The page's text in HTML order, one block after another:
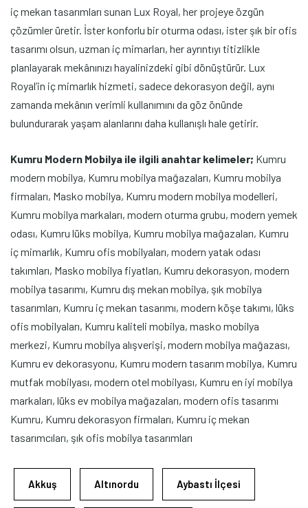
iç mekan tasarımları sunan Lux Royal, her projeye özgün
çözümler üretir. İster konforlu bir oturma odası, ister şık bir ofis
tasarımı olsun, uzman iç mimarları, her ayrıntıyı titizlikle
planlayarak mekânınızı hayalinizdeki gibi dönüştürür. Lux
Royal’in iç mimarlık hizmeti, sadece dekorasyon değil, aynı
zamanda mekânın verimli kullanımını da göz önünde
bulundurarak yaşam alanlarını daha kullanışlı hale getirir.
Kumru Modern Mobilya ile ilgili anahtar kelimeler; Kumru
modern mobilya, Kumru mobilya mağazaları, Kumru mobilya
firmaları, Masko mobilya, Kumru modern mobilya modelleri,
Kumru mobilya markaları, modern oturma grubu, modern yemek
odası, Kumru lüks mobilya, Kumru mobilya mağazaları, Kumru
iç mimarlık, Kumru ofis mobilyaları, modern yatak odası
takımları, Masko mobilya fiyatları, Kumru dekorasyon, modern
mobilya tasarımı, Kumru dış mekan mobilya, şık mobilya
tasarımları, Kumru iç mekan tasarımı, modern köşe takımı, lüks
ofis mobilyaları, Kumru kaliteli mobilya, masko mobilya
merkezi, Kumru mobilya alışverişi, modern mobilya mağazası,
Kumru ev dekorasyonu, Kumru modern tasarım mobilya, Kumru
mutfak mobilyası, modern otel mobilyası, Kumru en iyi mobilya
markaları, lüks ev mobilya mağazaları, modern ofis tasarımı
Kumru, Kumru dekorasyon firmaları, Kumru iç mekan
tasarımcıları, şık ofis mobilya tasarımları
Akkuş Altınordu Aybastı İlçesi